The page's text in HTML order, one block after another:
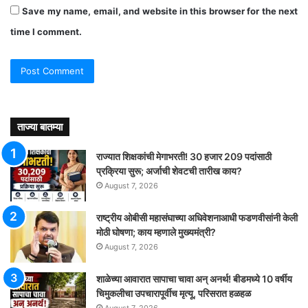
Save my name, email, and website in this browser for the next
time I comment.
ताज्या बातम्या
राज्यात शिक्षकांची मेगाभरती! 30 हजार 209 पदांसाठी
प्रक्रिया सुरू; अर्जाची शेवटची तारीख काय?
August 7, 2026
राष्ट्रीय ओबीसी महासंघाच्या अधिवेशनाआधी फडणवीसांनी केली
मोठी घोषणा; काय म्हणाले मुख्यमंत्री?
August 7, 2026
शाळेच्या आवारात सापाचा चावा अन् अनर्थ! बीडमध्ये 10 वर्षीय
चिमुकलीचा उपचारापूर्वीच मृत्यू, परिसरात हळहळ